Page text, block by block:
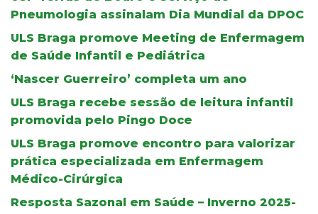
Pneumologia assinalam Dia Mundial da DPOC
ULS Braga promove Meeting de Enfermagem
de Saúde Infantil e Pediátrica
‘Nascer Guerreiro’ completa um ano
ULS Braga recebe sessão de leitura infantil
promovida pelo Pingo Doce
ULS Braga promove encontro para valorizar
prática especializada em Enfermagem
Médico-Cirúrgica
Resposta Sazonal em Saúde – Inverno 2025-